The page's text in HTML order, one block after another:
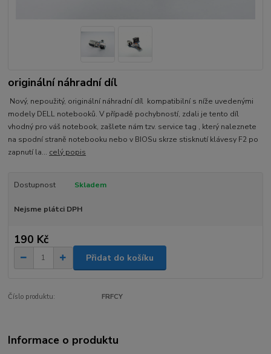
originální náhradní díl
Nový, nepoužitý, originální náhradní díl kompatibilní s níže uvedenými
modely DELL notebooků. V případě pochybností, zdali je tento díl
vhodný pro váš notebook, zašlete nám tzv. service tag , který naleznete
na spodní straně notebooku nebo v BIOSu skrze stisknutí klávesy F2 po
zapnutí la... celý popis
Dostupnost Skladem
Nejsme plátci DPH
190 Kč
Přidat do košíku
Číslo produktu: FRFCY
Informace o produktu